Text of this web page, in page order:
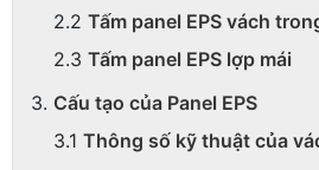
Tấm panel EPS vách
Tấm panel EPS lợp mái
Cấu tạo của Panel EPS
Thông số kỹ thuật của